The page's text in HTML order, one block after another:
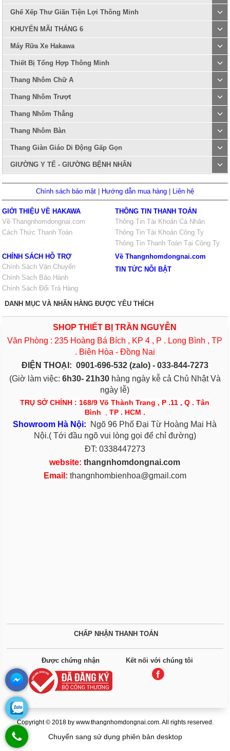
Ghế Xếp Thư Giãn Tiện Lợi Thông Minh
KHUYẾN MÃI THÁNG 6
Máy Rữa Xe Hakawa
Thiết Bị Tổng Hợp Thông Minh
Thang Nhôm Chữ A
Thang Nhôm Trượt
Thang Nhôm Thẳng
Thang Nhôm Bàn
Thang Giàn Giáo Di Động Gấp Gọn
GIƯỜNG Y TẾ - GIƯỜNG BỆNH NHÂN
Chính sách bảo mật Hướng dẫn mua hàng Liên hệ
GIỚI THIỆU VỀ HAKAWA
Về Thangnhomdongnai.com
Cách Thức Thanh Toán
THÔNG TIN THANH TOÁN
Thông Tin Tài Khoản Cá Nhân
Thông Tin Tài Khoản Công Ty
Thông Tin Thanh Toán Tại Công Ty
CHÍNH SÁCH HỖ TRỢ
Chính Sách Vận Chuyển
Chính Sách Bảo Hành
Chính Sách Đổi Trả Hàng
Về Thangnhomdongnai.com
TIN TỨC NỖI BẬT
DANH MỤC VÀ NHÃN HÀNG ĐƯỢC YÊU THÍCH
SHOP THIẾT BỊ TRẦN NGUYỄN
Văn Phòng : 235 Hoàng Bá Bích , KP 4 , P . Long Bình , TP
. Biên Hòa - Đồng Nai
ĐIỆN THOẠI: 0901-696-532 (zalo) - 033-844-7273
(Giờ làm việc: 6h30- 21h30hàng ngày kễ cả Chủ Nhật Và
ngày lễ)
TRỤ SỞ CHÍNH : 168/9 Võ Thành Trang , P .11 , Q . Tân
Bình
TP . HCM .
S howroom Hà Nội: Ngõ 96 Phố Đại Từ Hoàng Mai Hà
Nội.( Tới đầu ngõ vui lòng gọi để chỉ đường)
ĐT: 0338447273
website: thangnhomdongnai.com
Email: thangnhombienhoa@gmail.com
CHẤP NHẬN THANH TOÁN
Được chứng nhận Kết nối với chúng tôi
Copyright © 2018 by www.thangnhomdongnai.com. All rights reserved.
Chuyển sang sử dụng phiên bản desktop